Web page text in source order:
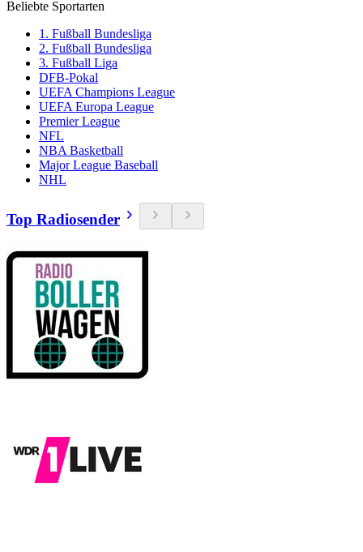
Beliebte Sportarten
1. Fußball Bundesliga
2. Fußball Bundesliga
3. Fußball Liga
DFB-Pokal
UEFA Champions League
UEFA Europa League
Premier League
NFL
NBA Basketball
Major League Baseball
NHL
Top Radiosender